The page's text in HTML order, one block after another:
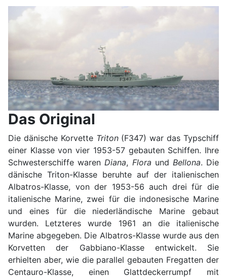
Das Original
Die dänische Korvette Triton(F347) war das Typschiff
einer Klasse von vier 1953-57 gebauten Schiffen. Ihre
Schwesterschiffe waren Diana, Flora und Bellona. Die
dänische Triton-Klasse beruhte auf der italienischen
Albatros-Klasse, von der 1953-56 auch drei für die
italienische Marine, zwei für die indonesische Marine
und eines für die niederländische Marine gebaut
wurden. Letzteres wurde 1961 an die italienische
Marine abgegeben. Die Albatros-Klasse wurde aus den
Korvetten der Gabbiano-Klasse entwickelt. Sie
erhielten aber, wie die parallel gebauten Fregatten der
Centauro-Klasse, einen Glattdeckerrumpf mit